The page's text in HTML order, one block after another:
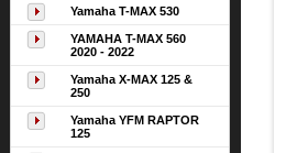
Yamaha T-MAX 530
YAMAHA T-MAX 560
2020 - 2022
Yamaha X-MAX 125 &
250
Yamaha YFM RAPTOR
125